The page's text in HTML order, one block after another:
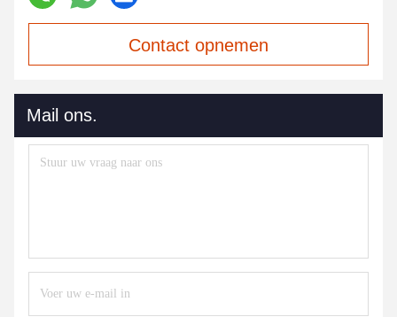
Contact opnemen
Mail ons.